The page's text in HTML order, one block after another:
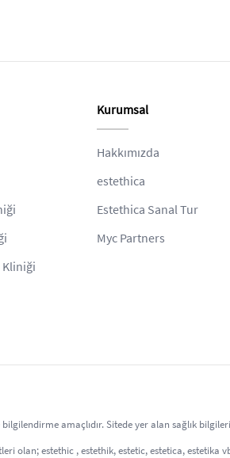
Kliniği
Kurumsal
Hakkımızda
estethica
Estethica Sanal Tur
Myc Partners
amaçlıdır. Sitede yer alan sağlık
estethic , estethik, estetic, estetica, estetika